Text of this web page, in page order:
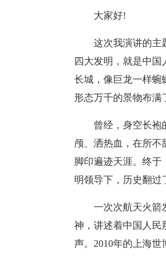
大家好!
这次我演讲的主
四大发明，就是中
长城，像巨龙一样蜿
形态万千的景物布满
曾经，身空长袍
颅、洒热血，在所不
脚印遍迹天涯。终
明领导下，历史翻过
一次次航天火箭
神，讲述着中国人民
声。2010年的上海